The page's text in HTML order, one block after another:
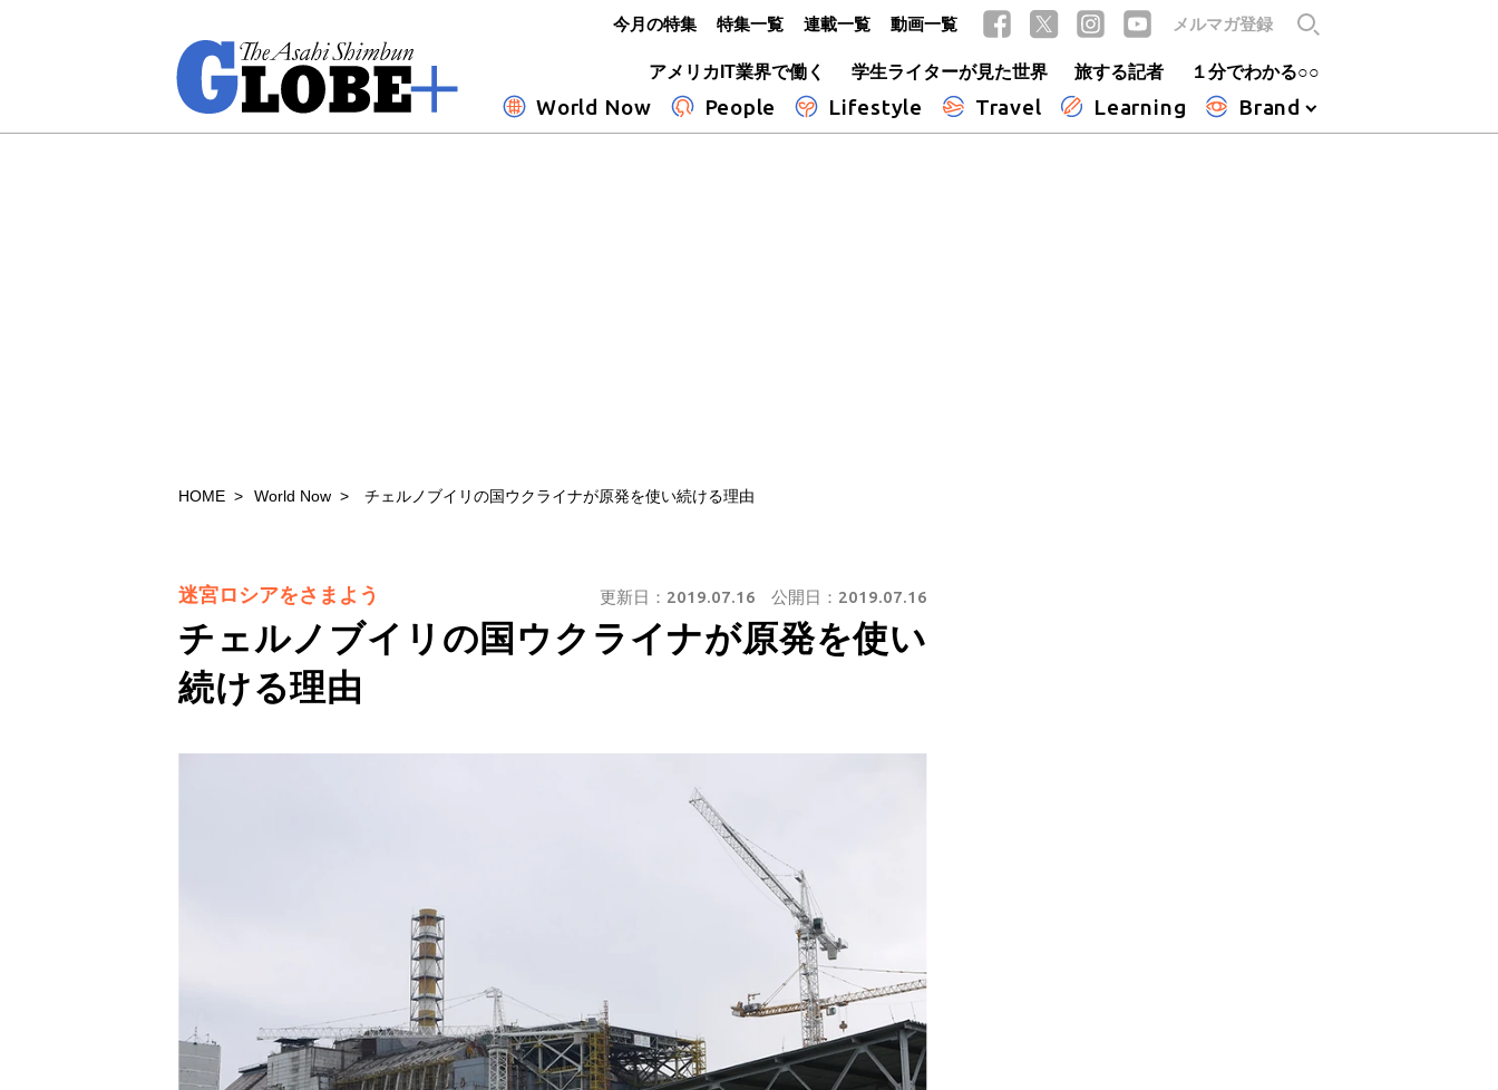
アメリカIT業界で働く
学生ライターが見た世界 旅する記者 １分でわかる○○
World Now People Lifestyle Travel Learning Brand
今月の特集 特集一覧 連載一覧 動画一覧 メルマガ登録
HOME World Now チェルノブイリの国ウクライナが原発を使い続ける理由
チェルノブイリの国ウクライナが原発を使い
続ける理由
迷宮ロシアをさまよう 更新日： 2019.07.16 公開日： 2019.07.16